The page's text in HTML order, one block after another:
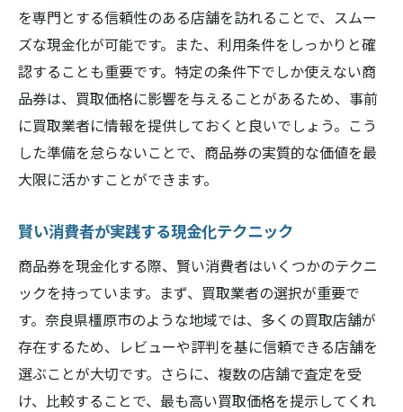
を専門とする信頼性のある店舗を訪れることで、スムー
ズな現金化が可能です。また、利用条件をしっかりと確
認することも重要です。特定の条件下でしか使えない商
品券は、買取価格に影響を与えることがあるため、事前
に買取業者に情報を提供しておくと良いでしょう。こう
した準備を怠らないことで、商品券の実質的な価値を最
大限に活かすことができます。
賢い消費者が実践する現金化テクニック
商品券を現金化する際、賢い消費者はいくつかのテクニ
ックを持っています。まず、買取業者の選択が重要で
す。奈良県橿原市のような地域では、多くの買取店舗が
存在するため、レビューや評判を基に信頼できる店舗を
選ぶことが大切です。さらに、複数の店舗で査定を受
け、比較することで、最も高い買取価格を提示してくれ